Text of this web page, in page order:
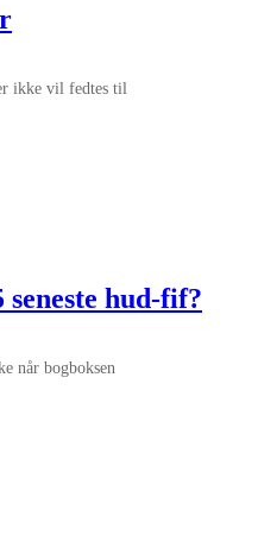
ikke vil fedtes til
hud-fif?
når bogboksen